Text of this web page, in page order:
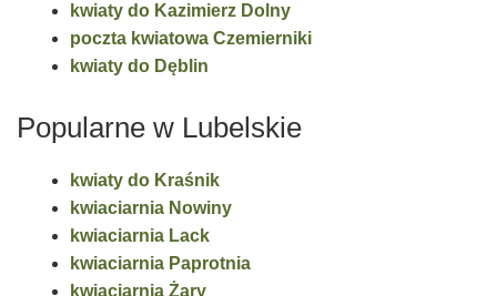
kwiaty do Kazimierz Dolny
poczta kwiatowa Czemierniki
kwiaty do Dęblin
Popularne w Lubelskie
kwiaty do Kraśnik
kwiaciarnia Nowiny
kwiaciarnia Lack
kwiaciarnia Paprotnia
kwiaciarnia Żary